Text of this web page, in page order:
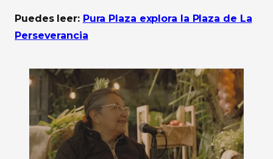
Puedes leer: Pura Plaza explora la Plaza de La
Perseverancia